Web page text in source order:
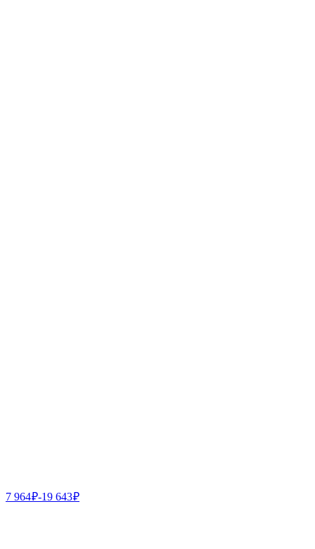
7 964₽-19 643₽